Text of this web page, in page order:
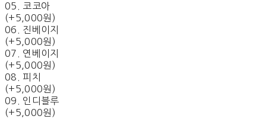
05. 코코아
(+5,000원)
06. 진베이지
(+5,000원)
07. 연베이지
(+5,000원)
08. 피치
(+5,000원)
09. 인디블루
(+5,000원)